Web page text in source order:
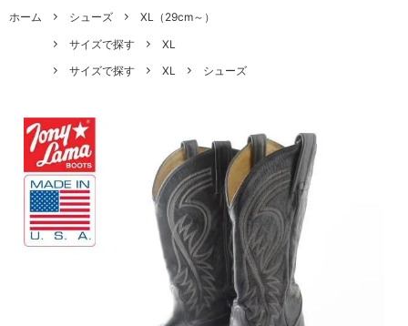
ホーム シューズ
XL（29cm～）
サイズで探す
XL
サイズで探す
XL シューズ